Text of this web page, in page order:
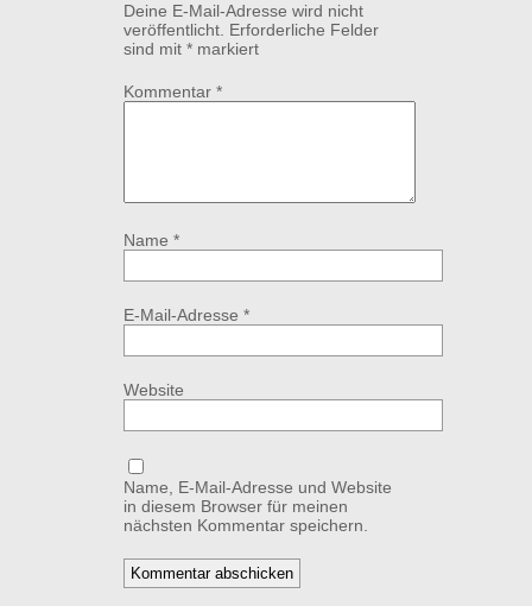
Deine E-Mail-Adresse wird nicht
veröffentlicht. Erforderliche Felder
sind mit * markiert
Kommentar *
Name *
E-Mail-Adresse *
Website
Name, E-Mail-Adresse und Website
in diesem Browser für meinen
nächsten Kommentar speichern.